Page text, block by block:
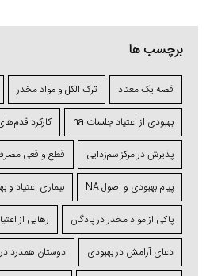
برچسب ها
قصه یک معتاد ترک الکل و مواد مخدر
بهبودی از اعتیاد جلسات na کارکرد
پذیرش در مرکز سم‌زدایی قطع واقعی
پیام بهبودی و اصول NA بیماری اعتیاد و
پاکی از مواد مخدر در پادگان رهایی از
دعای آرامش در بهبودی دوستان همدرد